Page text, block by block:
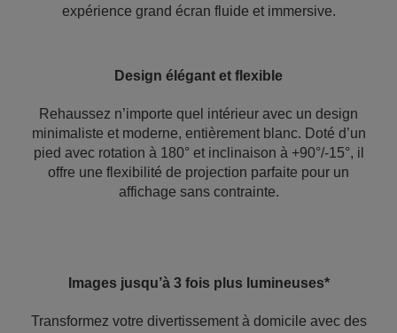
expérience grand écran fluide et immersive.
Design élégant et flexible
Rehaussez n’importe quel intérieur avec un design
minimaliste et moderne, entièrement blanc. Doté d’un
pied avec rotation à 180° et inclinaison à +90°/-15°, il
offre une flexibilité de projection parfaite pour un
affichage sans contrainte.
Images jusqu’à 3 fois plus lumineuses*
Transformez votre divertissement à domicile avec des